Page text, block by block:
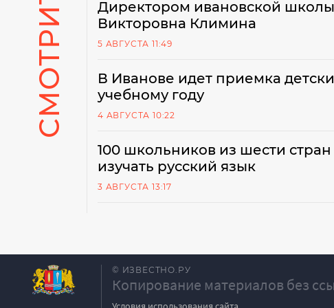
Директором ивановской
Викторовна Климина
5 АВГУСТА 11:49
В Иванове идет приемка
учебному году
4 АВГУСТА 10:22
100 школьников из шести
изучать русский язык
3 АВГУСТА 13:17
© ИЗВЕСТНО.РУ
Копирование материалов без